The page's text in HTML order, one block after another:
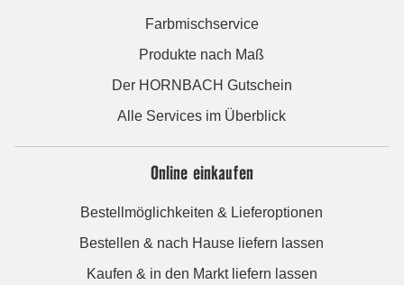
Farbmischservice
Produkte nach Maß
Der HORNBACH Gutschein
Alle Services im Überblick
Online einkaufen
Bestellmöglichkeiten & Lieferoptionen
Bestellen & nach Hause liefern lassen
Kaufen & in den Markt liefern lassen